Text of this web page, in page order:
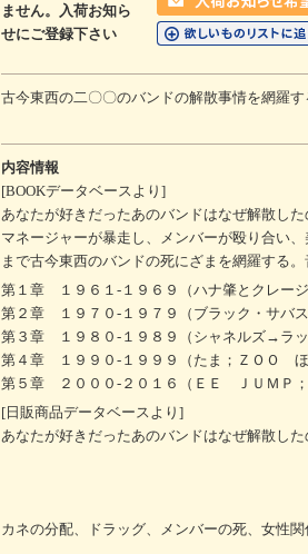
ません。入荷お知ら
せにご登録下さい
古今東西の二〇〇のバンドの解散事情を網羅
内容情報
[BOOKデータベースより]
あなたが好きだったあのバンドはなぜ解散し
マネージャーが暴走し、メンバーが殴り合い
まで古今東西のバンドの死にざまを網羅する。
第１章 １９６１‐１９６９（ハナ肇とクレー
第２章 １９７０‐１９７９（ブラック・サバ
第３章 １９８０‐１９８９（シャネルズ→ラ
第４章 １９９０‐１９９９（たま；ＺＯＯ ほ
第５章 ２０００‐２０１６（ＥＥ ＪＵＭＰ
[日販商品データベースより]
あなたが好きだったあのバンドはなぜ解散した
カネの分配、ドラッグ、メンバーの死、女性